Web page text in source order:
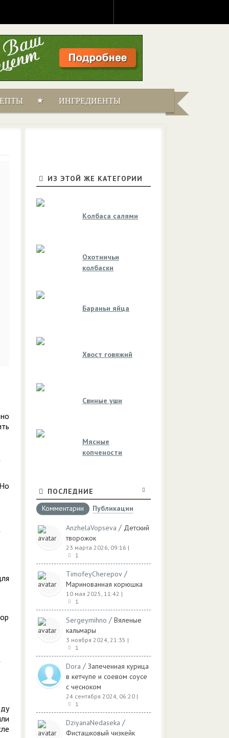
ИНГРЕДИЕНТЫ
ИЗ ЭТОЙ ЖЕ КАТЕГОРИИ
Колбаса салями
Охотничьи
колбаски
Бараньи яйца
Хвост говяжий
Свиные уши
Мясные
копчености
ПОСЛЕДНИЕ
Комментарии
Публикации
AnzhelaVopseva / Детский
творожок
23 марта 2026, 09:16 |
1
TimofeyCherepov /
Маринованная корюшка
10 мая 2025, 11:42 |
1
Sergeymihno / Вяленые
кальмары
3 ноября 2024, 21:35 |
1
Dora / Запеченная курица
в кетчупе и соевом соусе
с чесноком
24 сентября 2024, 06:20 |
1
DziyanaNedaseka /
Фисташковый чизкейк